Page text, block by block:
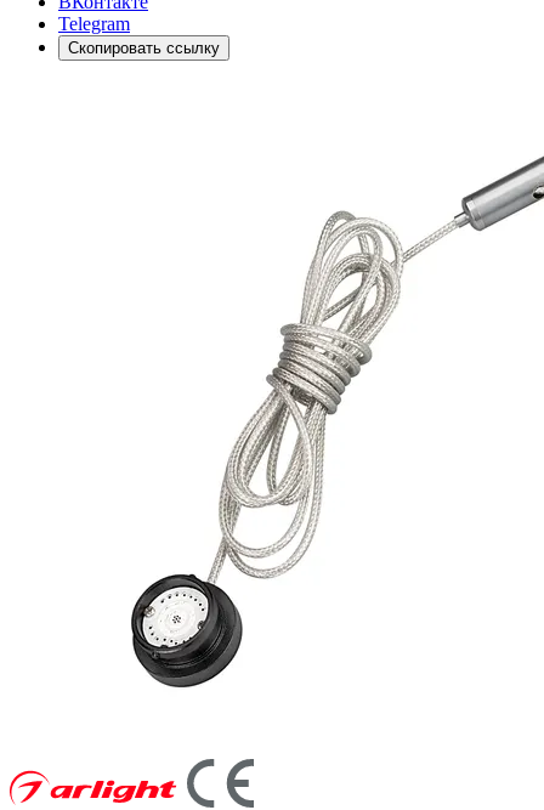
Telegram
Скопировать ссылку